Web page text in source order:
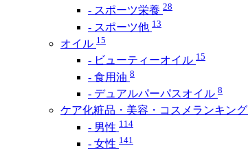
- スポーツ栄養 28
- スポーツ他 13
オイル 15
- ビューティーオイル 15
- 食用油 8
- デュアルパーパスオイル 8
ケア化粧品・美容・コスメランキング
- 男性 114
- 女性 141